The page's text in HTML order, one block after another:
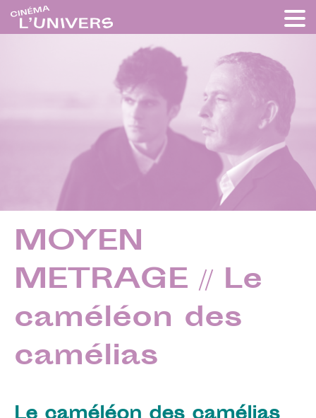
MOYEN
METRAGE // Le
caméléon des
camélias